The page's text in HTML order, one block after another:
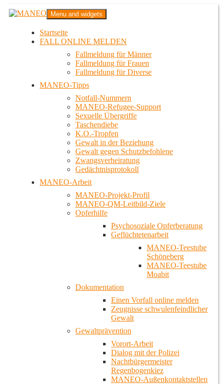
Zum
InhaltMANEO
Das schwule Anti-Gewalt-Projekt in Berlin
Menu and widgets
Startseite
FALL ONLINE MELDEN
Fallmeldung für Männer
Fallmeldung für Frauen
Fallmeldung für Diverse
MANEO-Tipps
Notfall-Nummern
MANEO-Refugee-Support
Sexuelle Übergriffe
Taschendiebe
K.O.-Tropfen
Gewalt in der Beziehung
Gewalt gegen Schutzbefohlene
Zwangsverheiratung
Gedächtnisprotokoll
MANEO-Arbeit
MANEO-Projekt-Profil
MANEO-QM-Leitbild-Ziele
Opferhilfe
Psychosoziale Opferberatung
Geflüchtetenarbeit
MANEO-Teestube
Schöneberg
MANEO-Teestube
Moabit
Dokumentation
Einen Vorfall online melden
Zeugnisse schwulenfeindlicher
Gewalt
Gewaltprävention
Vorort-Arbeit
Dialog mit der Polizei
Nachtbürgermeister
Regenbogenkiez
MANEO-Außenkontaktstellen